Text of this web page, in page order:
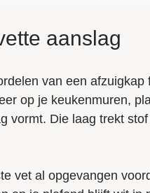
aanslag
van een
op je keukenmuren,
vormt. Die laag trekt
vet al opgevangen